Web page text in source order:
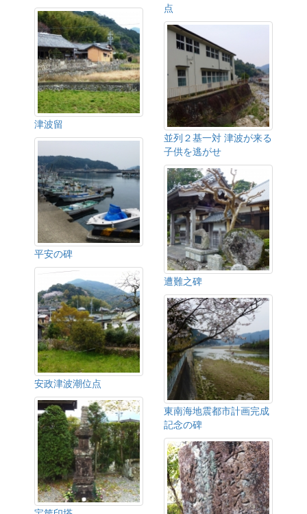
点
津波留
並列２基一対 津波が来る
子供を逃がせ
平安の碑
遭難之碑
安政津波潮位点
東南海地震都市計画完成
記念の碑